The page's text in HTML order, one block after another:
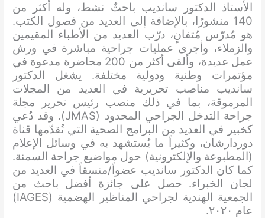
الأستاذ الدكتور سانديب باحثٌ نشط، وله أكثر من
140 منشورًا، بالإضافة إلى العديد من فصول الكتب.
هو مُدرّس مُتفانٍ، درّب العديد من الأطباء المقيمين
والزملاء، وأجرى عمليات جراحية مباشرة في ورش
عمل عديدة، وألقى أكثر من 200 محاضرة مدعوة في
مؤتمرات وطنية ودولية مختلفة. يشغل الدكتور
سانديب مناصب تحريرية في العديد من المجلات
المرموقة، بما في ذلك منصب رئيس تحرير مجلة
جراحة التدخل الجراحي المحدود (JMAS). وقد دُعي
كخبير في العديد من البرامج الصحية التي تُقدّمها قناة
دوردارشان، وكثيراً ما يُستشهد به في وسائل الإعلام
(المطبوعة والإلكترونية) حول مواضيع جراحة السمنة.
كما كان الدكتور سانديب عضواً/منسقاً في العديد من
لجان الخبراء. حصل على جائزة أفضل باحث من
الجمعية الهندية لجراحي المناظير الهضمية (IAGES)
عام ٢٠٢٠.